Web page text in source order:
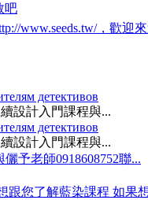
吧
www.seeds.tw/，歡迎
детективов
設計入門課程與...
детективов
設計入門課程與...
予老師0918608752聯...
跟您了解藍染課程 如果